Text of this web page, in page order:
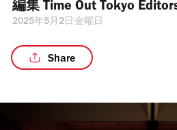
編集 Time Out Tokyo
2025年5月2日金曜日
Share